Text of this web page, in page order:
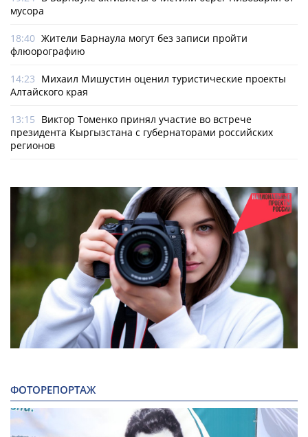
мусора
18:40 Жители Барнаула могут без записи пройти
флюорографию
14:23 Михаил Мишустин оценил туристические проекты
Алтайского края
13:15 Виктор Томенко принял участие во встрече
президента Кыргызстана с губернаторами российских
регионов
ФОТОРЕПОРТАЖ